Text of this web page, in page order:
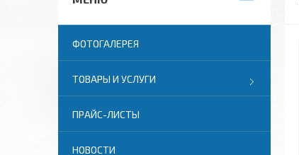
ФОТОГАЛЕРЕЯ
ТОВАРЫ И УСЛУГИ
ПРАЙС-ЛИСТЫ
НОВОСТИ